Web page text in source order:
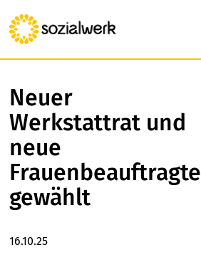
Neuer
Werkstattrat und
neue
Frauenbeauftragte
gewählt
16.10.25